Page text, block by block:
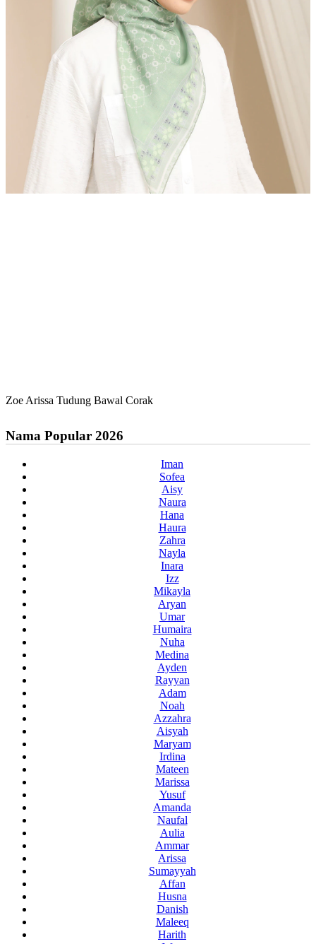
Zoe Arissa Tudung Bawal Corak
Nama Popular 2026
Iman
Sofea
Aisy
Naura
Hana
Haura
Zahra
Nayla
Inara
Izz
Mikayla
Aryan
Umar
Humaira
Nuha
Medina
Ayden
Rayyan
Adam
Noah
Azzahra
Aisyah
Maryam
Irdina
Mateen
Marissa
Yusuf
Amanda
Naufal
Aulia
Ammar
Arissa
Sumayyah
Affan
Husna
Danish
Maleeq
Harith